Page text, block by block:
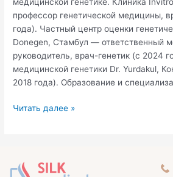
профессор генетической медицины,
года). Частный центр оценки
Donegen, Стамбул — ответственный
руководитель, врач-генетик (с 2024
медицинской генетики Dr. Yurdakul,
2018 года). Образование и
Читать далее »